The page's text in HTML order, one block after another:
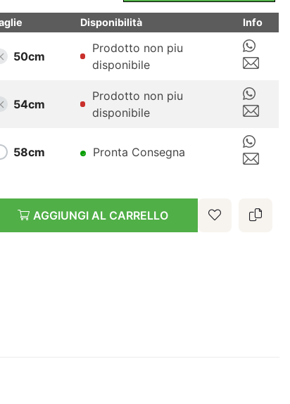
Disponibilità Info
50cm
Prodotto non piu
disponibile
54cm
Prodotto non piu
disponibile
58cm Pronta Consegna
AGGIUNGI AL CARRELLO